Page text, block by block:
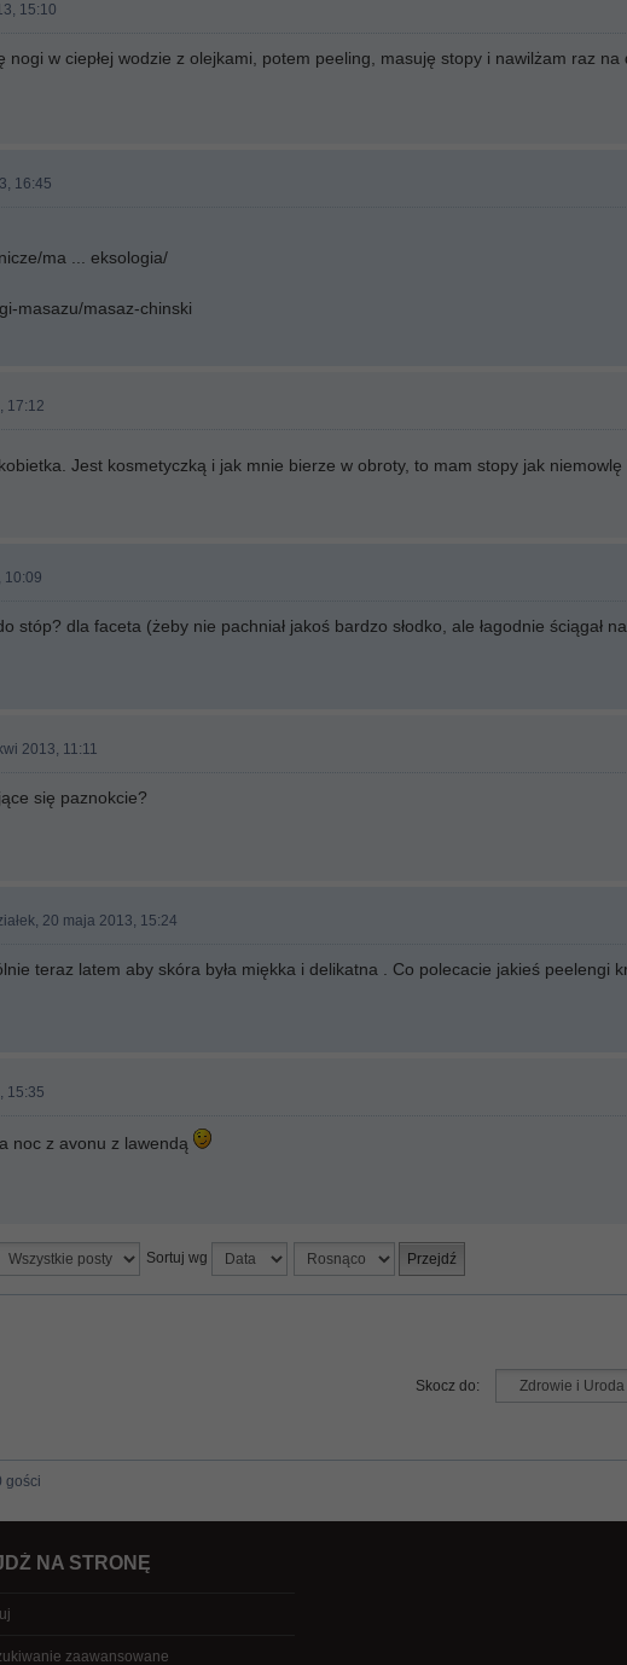
15:10
w ciepłej wodzie z olejkami, potem peeling, masuję stopy i nawilżam raz na
16:45
ma ... eksologia/
masazu/masaz-chinski
17:12
Jest kosmetyczką i jak mnie bierze w obroty, to mam stopy jak niemowlę
10:09
stóp? dla faceta (żeby nie pachniał jakoś bardzo słodko, ale łagodnie ściągał
2013, 11:11
się paznokcie?
20 maja 2013, 15:24
teraz latem aby skóra była miękka i delikatna . Co polecacie jakieś peelengi
15:35
noc z avonu z lawendą
Sortuj wg
Skocz do:
gości
NA STRONĘ
zaawansowane